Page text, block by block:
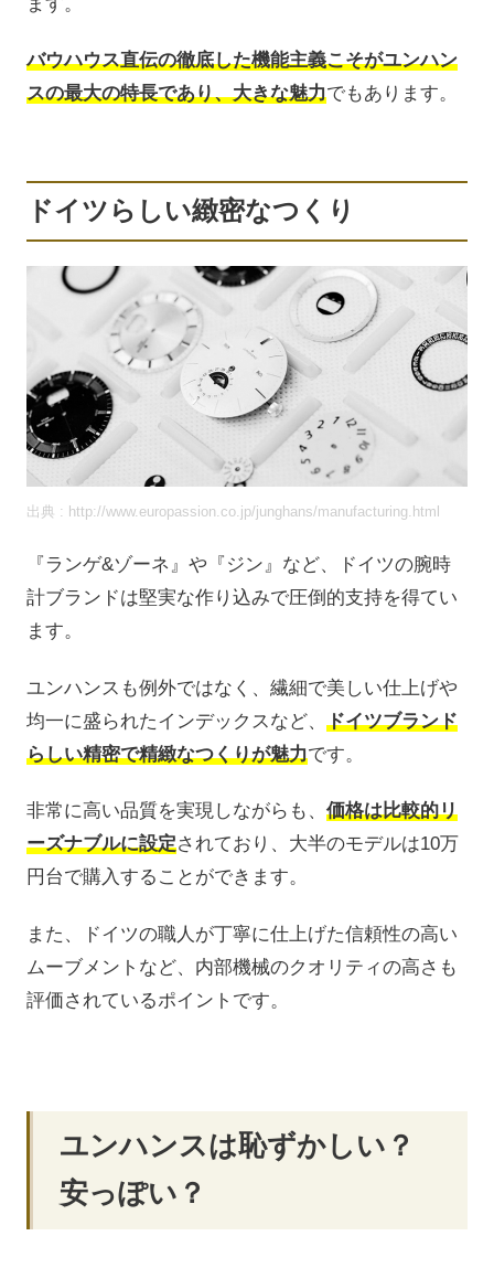
バウハウス直伝の徹底した機能主義こそがユンハン
スの最大の特長であり、大きな魅力でもあります。
ドイツらしい緻密なつくり
出典 : http://www.europassion.co.jp/junghans/manufacturing.html
『ランゲ&ゾーネ』や『ジン』など、ドイツの腕時
計ブランドは堅実な作り込みで圧倒的支持を得てい
ます。
ユンハンスも例外ではなく、繊細で美しい仕上げや
均一に盛られたインデックスなど、 ドイツブランド
らしい精密で精緻なつくりが魅力です。
非常に高い品質を実現しながらも、 価格は比較的リ
ーズナブルに設定されており、大半のモデルは10万
円台で購入することができます。
また、ドイツの職人が丁寧に仕上げた信頼性の高い
ムーブメントなど、内部機械のクオリティの高さも
評価されているポイントです。
ユンハンスは恥ずかしい？
安っぽい？